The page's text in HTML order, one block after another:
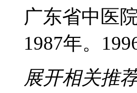
广东省中医
1987年。
展开相关推